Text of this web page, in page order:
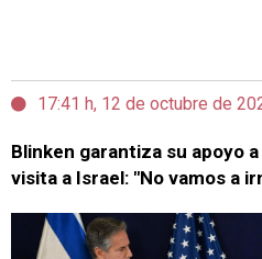
17:41 h, 12 de octubre de
Blinken garantiza su apoyo
visita a Israel: "No vamos a